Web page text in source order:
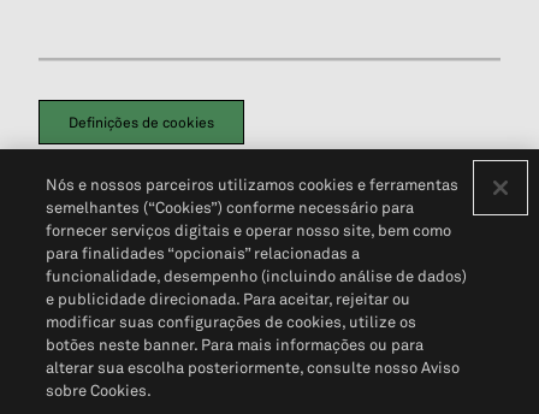
Definições de cookies
Política de PrivacidadePortal de privacidade do cliente (em inglês)
Não Venda Minhas Informações Pessoais© 2026 S&P Global
Nós e nossos parceiros utilizamos cookies e ferramentas
semelhantes (“Cookies”) conforme necessário para
fornecer serviços digitais e operar nosso site, bem como
para finalidades “opcionais” relacionadas a
funcionalidade, desempenho (incluindo análise de dados)
e publicidade direcionada. Para aceitar, rejeitar ou
modificar suas configurações de cookies, utilize os
botões neste banner. Para mais informações ou para
alterar sua escolha posteriormente, consulte nosso Aviso
sobre Cookies.